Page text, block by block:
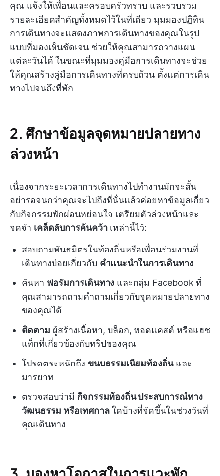
คุณ แจ้งให้เพื่อนและครอบครัวทราบ และรวบรวม
รายละเอียดสำคัญทั้งหมดไว้ในที่เดียว มุมมองปฏิทิน
การเดินทางจะแสดงภาพการเดินทางของคุณในรูป
แบบที่มองเห็นชัดเจน ช่วยให้คุณสามารถวางแผน
แต่ละวันได้ ในขณะที่มุมมองคู่มือการเดินทางจะช่วย
ให้คุณสร้างคู่มือการเดินทางที่ครบถ้วน ตั้งแต่การเดิน
ทางไปจนถึงที่พัก
2. ศึกษาข้อมูลจุดหมายปลายทาง
ล่วงหน้า
เนื่องจากระยะเวลาการเดินทางไปทำงานมักจะสั้น
อย่ารอจนกว่าคุณจะไปถึงที่นั่นแล้วค่อยหาข้อมูลเกี่ยว
กับกิจกรรมพักผ่อนหย่อนใจ เตรียมตัวล่วงหน้าและ
จดจำ เคล็ดลับการค้นคว้า เหล่านี้ไว้:
สอบถามพันธมิตรในท้องถิ่นหรือเพื่อนร่วมงานที่
เดินทางบ่อยเกี่ยวกับ คำแนะนำในการเดินทาง
ค้นหา ฟอรัมการเดินทาง และกลุ่ม Facebook ที่
คุณสามารถถามคำถามเกี่ยวกับจุดหมายปลายทาง
ของคุณได้
ติดตาม ผู้สร้างเนื้อหา, บล็อก, พอดแคสต์ หรือแฮช
แท็กที่เกี่ยวข้องกับทริปของคุณ
โปรดตระหนักถึง ขนบธรรมเนียมท้องถิ่นและ
มารยาท
ตรวจสอบว่ามี กิจกรรมท้องถิ่น ประสบการณ์ทาง
วัฒนธรรม หรือเทศกาล ใดบ้างที่จัดขึ้นในช่วงวันที่
คุณเดินทาง